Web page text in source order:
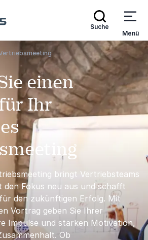
Suche
Menü
einen
Ihr
bringt Vertriebsteams
den Fokus neu aus und schafft
den zukünftigen Erfolg. Mit
Vortrag geben Sie Ihrer
Impulse und stärken Motivation,
Ob